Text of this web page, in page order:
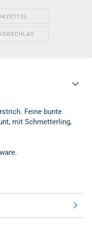
Feine bunte
mit Schmetterling,